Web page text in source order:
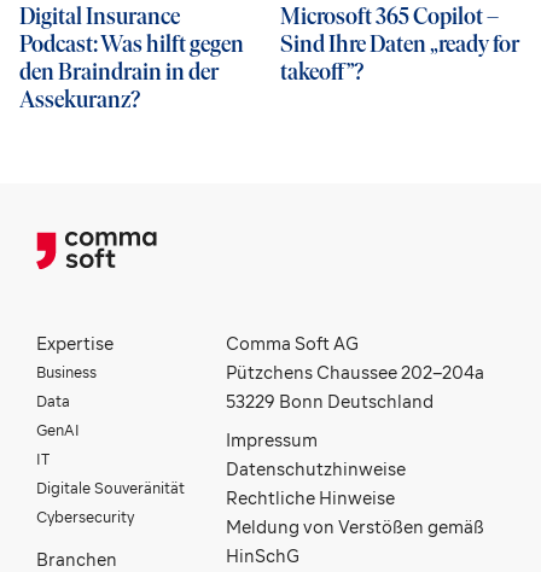
Digital Insurance
Podcast: Was hilft gegen
den Braindrain in der
Assekuranz?
Microsoft 365 Copilot –
Sind Ihre Daten „ready for
takeoff”?
Expertise
Business
Data
GenAI
IT
Digitale Souveränität
Cybersecurity
Branchen
Comma Soft AG
Pützchens Chaussee 202–204a
53229 Bonn Deutschland
Impressum
Datenschutzhinweise
Rechtliche Hinweise
Meldung von Verstößen gemäß
HinSchG